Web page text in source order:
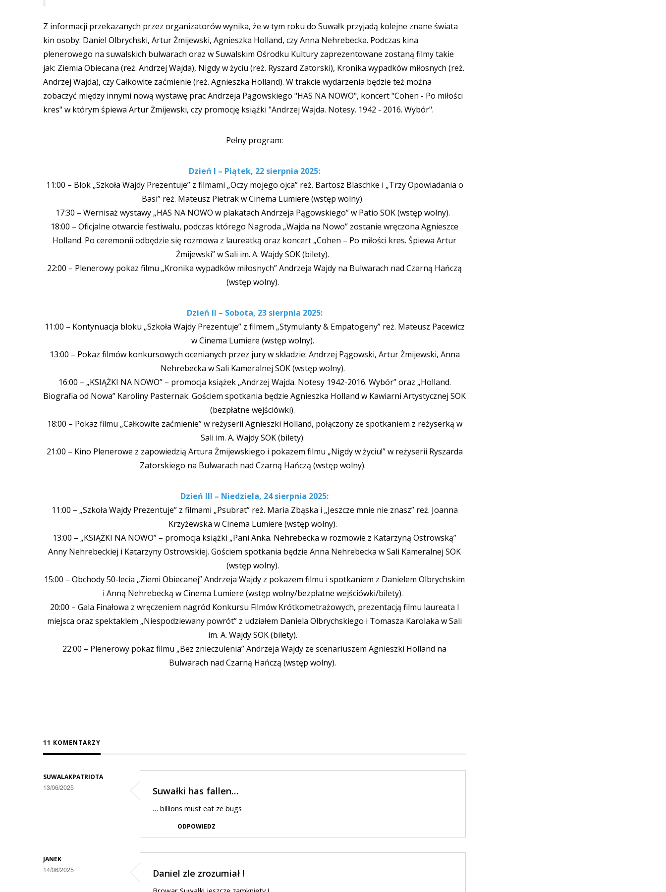
Z informacji przekazanych przez organizatorów wynika, że w tym roku do Suwałk przyjadą kolejne znane świata
kin osoby: Daniel Olbrychski, Artur Żmijewski, Agnieszka Holland, czy Anna Nehrebecka. Podczas kina
plenerowego na suwalskich bulwarach oraz w Suwalskim Ośrodku Kultury zaprezentowane zostaną filmy takie
jak: Ziemia Obiecana (reż. Andrzej Wajda), Nigdy w życiu (reż. Ryszard Zatorski), Kronika wypadków miłosnych (reż.
Andrzej Wajda), czy Całkowite zaćmienie (reż. Agnieszka Holland). W trakcie wydarzenia będzie też można
zobaczyć między innymi nową wystawę prac Andrzeja Pągowskiego "HAS NA NOWO", koncert "Cohen - Po miłości
kres" w którym śpiewa Artur Żmijewski, czy promocję książki "Andrzej Wajda. Notesy. 1942 - 2016. Wybór".
Pełny program:
Dzień I – Piątek, 22 sierpnia 2025:
11:00 – Blok „Szkoła Wajdy Prezentuje” z filmami „Oczy mojego ojca” reż. Bartosz Blaschke i „Trzy Opowiadania o
Basi” reż. Mateusz Pietrak w Cinema Lumiere (wstęp wolny).
17:30 – Wernisaż wystawy „HAS NA NOWO w plakatach Andrzeja Pągowskiego” w Patio SOK (wstęp wolny).
18:00 – Oficjalne otwarcie festiwalu, podczas którego Nagroda „Wajda na Nowo” zostanie wręczona Agnieszce
Holland. Po ceremonii odbędzie się rozmowa z laureatką oraz koncert „Cohen – Po miłości kres. Śpiewa Artur
Żmijewski” w Sali im. A. Wajdy SOK (bilety).
22:00 – Plenerowy pokaz filmu „Kronika wypadków miłosnych” Andrzeja Wajdy na Bulwarach nad Czarną Hańczą
(wstęp wolny).
Dzień II – Sobota, 23 sierpnia 2025:
11:00 – Kontynuacja bloku „Szkoła Wajdy Prezentuje” z filmem „Stymulanty & Empatogeny” reż. Mateusz Pacewicz
w Cinema Lumiere (wstęp wolny).
13:00 – Pokaz filmów konkursowych ocenianych przez jury w składzie: Andrzej Pągowski, Artur Żmijewski, Anna
Nehrebecka w Sali Kameralnej SOK (wstęp wolny).
16:00 – „KSIĄŻKI NA NOWO” – promocja książek „Andrzej Wajda. Notesy 1942-2016. Wybór” oraz „Holland.
Biografia od Nowa” Karoliny Pasternak. Gościem spotkania będzie Agnieszka Holland w Kawiarni Artystycznej SOK
(bezpłatne wejściówki).
18:00 – Pokaz filmu „Całkowite zaćmienie” w reżyserii Agnieszki Holland, połączony ze spotkaniem z reżyserką w
Sali im. A. Wajdy SOK (bilety).
21:00 – Kino Plenerowe z zapowiedzią Artura Żmijewskiego i pokazem filmu „Nigdy w życiu!” w reżyserii Ryszarda
Zatorskiego na Bulwarach nad Czarną Hańczą (wstęp wolny).
Dzień III – Niedziela, 24 sierpnia 2025:
11:00 – „Szkoła Wajdy Prezentuje” z filmami „Psubrat” reż. Maria Zbąska i „Jeszcze mnie nie znasz” reż. Joanna
Krzyżewska w Cinema Lumiere (wstęp wolny).
13:00 – „KSIĄŻKI NA NOWO” – promocja książki „Pani Anka. Nehrebecka w rozmowie z Katarzyną Ostrowską”
Anny Nehrebeckiej i Katarzyny Ostrowskiej. Gościem spotkania będzie Anna Nehrebecka w Sali Kameralnej SOK
(wstęp wolny).
15:00 – Obchody 50-lecia „Ziemi Obiecanej” Andrzeja Wajdy z pokazem filmu i spotkaniem z Danielem Olbrychskim
i Anną Nehrebecką w Cinema Lumiere (wstęp wolny/bezpłatne wejściówki/bilety).
20:00 – Gala Finałowa z wręczeniem nagród Konkursu Filmów Krótkometrażowych, prezentacją filmu laureata I
miejsca oraz spektaklem „Niespodziewany powrót” z udziałem Daniela Olbrychskiego i Tomasza Karolaka w Sali
im. A. Wajdy SOK (bilety).
22:00 – Plenerowy pokaz filmu „Bez znieczulenia” Andrzeja Wajdy ze scenariuszem Agnieszki Holland na
Bulwarach nad Czarną Hańczą (wstęp wolny).
11 KOMENTARZY
SUWALAKPATRIOTA
13/06/2025 Suwałki has fallen…
… billions must eat ze bugs
ODPOWIEDZ
JANEK
14/06/2025 Daniel zle zrozumiał !